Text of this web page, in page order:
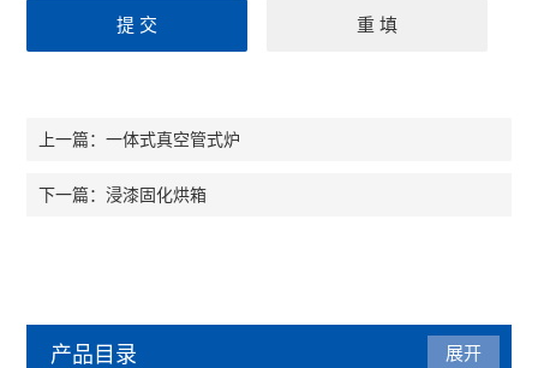
上一篇：一体式真空管式炉
下一篇：浸漆固化烘箱
产品目录 展开